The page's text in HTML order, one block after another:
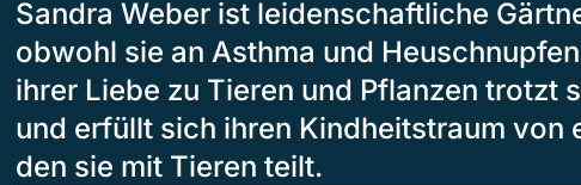
Sandra Weber ist leidenschaftliche
obwohl sie an Asthma und
ihrer Liebe zu Tieren und Pflanzen trotzt
und erfüllt sich ihren Kindheitstraum von
den sie mit Tieren teilt.